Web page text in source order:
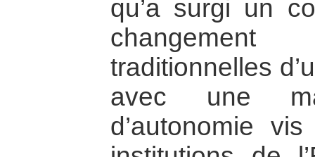
qu’a surgi un
traditionnelles
avec une
d’autonomie